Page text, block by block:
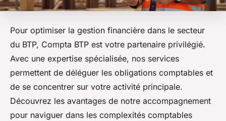
Pour optimiser la gestion financière dans le secteur
du BTP, Compta BTP est votre partenaire privilégié.
Avec une expertise spécialisée, nos services
permettent de déléguer les obligations comptables et
de se concentrer sur votre activité principale.
Découvrez les avantages de notre accompagnement
pour naviguer dans les complexités comptables